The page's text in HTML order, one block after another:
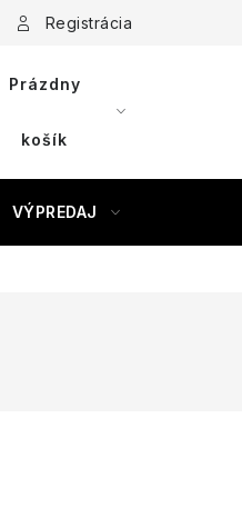
Registrácia
Prázdny
košík
VÝPREDAJ